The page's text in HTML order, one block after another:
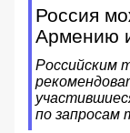
Россия
Армению
Российским
по запросам